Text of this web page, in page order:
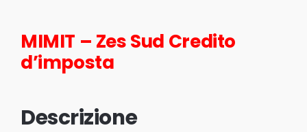
MIMIT – Zes Sud Credito
d’imposta
Descrizione